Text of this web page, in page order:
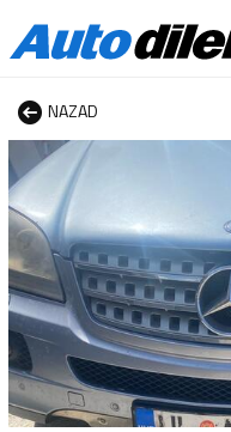
NAZAD